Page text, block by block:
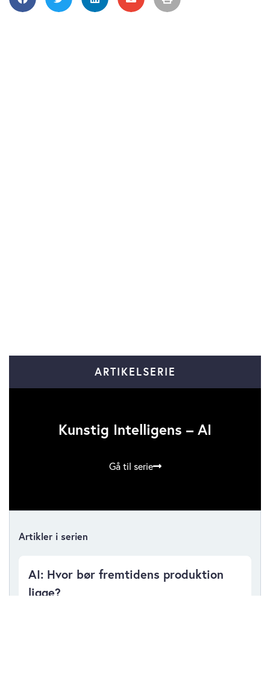
ARTIKELSERIE
Kunstig Intelligens – AI
Gå til serie
Artikler i serien
AI: Hvor bør fremtidens produktion
ligge?